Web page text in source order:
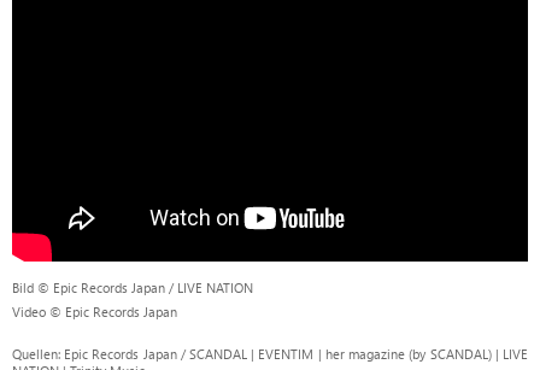
Bild © Epic Records Japan / LIVE NATION
Video © Epic Records Japan
Quellen: Epic Records Japan / SCANDAL | EVENTIM | her magazine (by SCANDAL) | LIVE